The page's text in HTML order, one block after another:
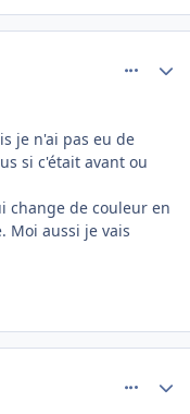
je n'ai pas eu de
si c'était avant ou
change de couleur en
Moi aussi je vais